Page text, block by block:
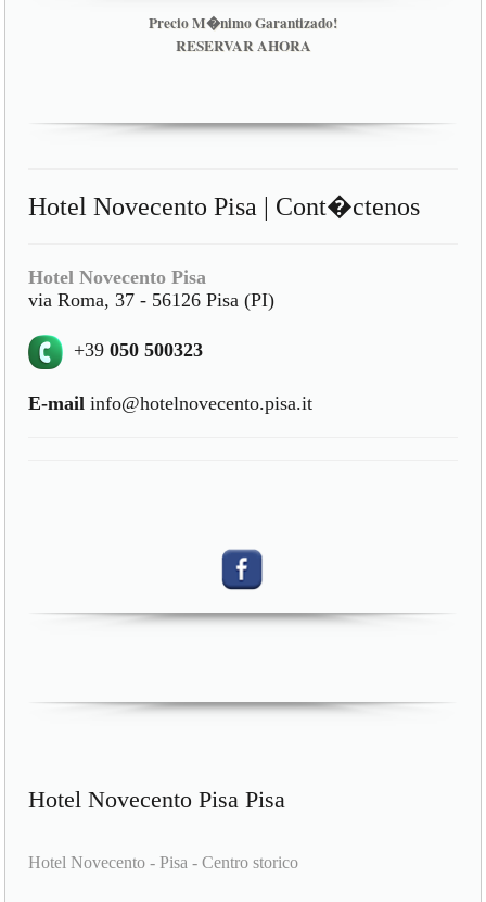
Precio M�nimo Garantizado!
RESERVAR AHORA
Hotel Novecento Pisa | Cont�ctenos
Hotel Novecento Pisa
via Roma, 37 - 56126 Pisa (PI)
+39050 500323
E-mail info@hotelnovecento.pisa.it
Hotel Novecento Pisa Pisa
Hotel Novecento - Pisa - Centro storico